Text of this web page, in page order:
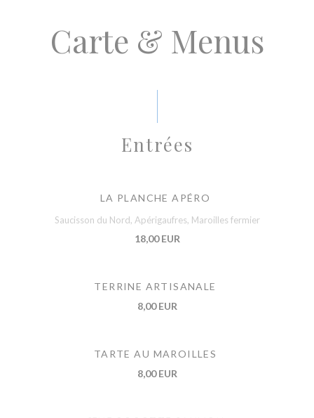
Carte & Menus
Entrées
LA PLANCHE APÉRO
Saucisson du Nord, Apérigaufres, Maroilles fermier
18,00 EUR
TERRINE ARTISANALE
8,00 EUR
TARTE AU MAROILLES
8,00 EUR